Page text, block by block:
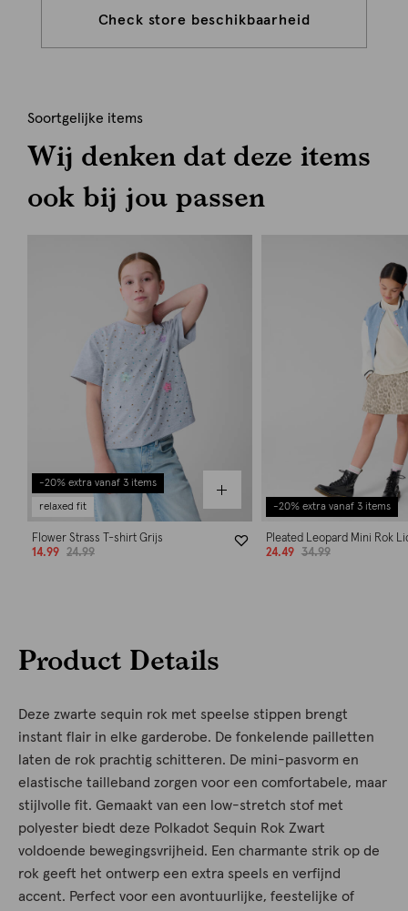
Check store beschikbaarheid
Soortgelijke items
Wij denken dat deze items
ook bij jou passen
-20% extra vanaf 3 items
relaxed fit
Flower Strass T-shirt Grijs
14.99
24.99
-20% extra vanaf 3 items
Pleated Leopard Mini Rok
24.49
34.99
Product Details
Deze zwarte sequin rok met speelse stippen brengt
instant flair in elke garderobe. De fonkelende pailletten
laten de rok prachtig schitteren. De mini-pasvorm en
elastische tailleband zorgen voor een comfortabele, maar
stijlvolle fit. Gemaakt van een low-stretch stof met
polyester biedt deze Polkadot Sequin Rok Zwart
voldoende bewegingsvrijheid. Een charmante strik op de
rok geeft het ontwerp een extra speels en verfijnd
accent. Perfect voor een avontuurlijke, feestelijke of